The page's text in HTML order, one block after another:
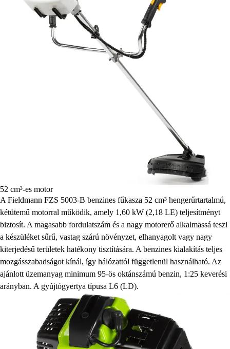
52 cm³-es motor
A Fieldmann FZS 5003-B benzines fűkasza 52 cm³ hengerűrtartalmú,
kétütemű motorral működik, amely 1,60 kW (2,18 LE) teljesítményt
biztosít. A magasabb fordulatszám és a nagy motorerő alkalmassá teszi
a készüléket sűrű, vastag szárú növényzet, elhanyagolt vagy nagy
kiterjedésű területek hatékony tisztítására. A benzines kialakítás teljes
mozgásszabadságot kínál, így hálózattól függetlenül használható. Az
ajánlott üzemanyag minimum 95-ös oktánszámú benzin, 1:25 keverési
arányban. A gyújtógyertya típusa L6 (LD).